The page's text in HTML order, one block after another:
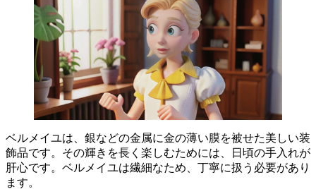
ベルメイユは、銀などの金属に金の薄い膜を被せた美しい装
飾品です。その輝きを長く楽しむためには、日頃の手入れが
肝心です。ベルメイユは繊細なため、丁寧に扱う必要があり
ます。